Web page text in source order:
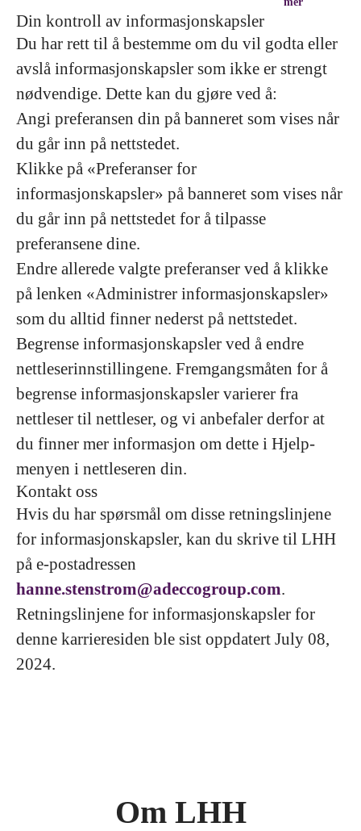
Din kontroll av informasjonskapsler
Du har rett til å bestemme om du vil godta eller
avslå informasjonskapsler som ikke er strengt
nødvendige. Dette kan du gjøre ved å:
Angi preferansen din på banneret som vises når
du går inn på nettstedet.
Klikke på «Preferanser for
informasjonskapsler» på banneret som vises når
du går inn på nettstedet for å tilpasse
preferansene dine.
Endre allerede valgte preferanser ved å klikke
på lenken «Administrer informasjonskapsler»
som du alltid finner nederst på nettstedet.
Begrense informasjonskapsler ved å endre
nettleserinnstillingene. Fremgangsmåten for å
begrense informasjonskapsler varierer fra
nettleser til nettleser, og vi anbefaler derfor at
du finner mer informasjon om dette i Hjelp-
menyen i nettleseren din.
Kontakt oss
Hvis du har spørsmål om disse retningslinjene
for informasjonskapsler, kan du skrive til LHH
på e-postadressen
hanne.stenstrom@adeccogroup.com.
Retningslinjene for informasjonskapsler for
denne karrieresiden ble sist oppdatert July 08,
2024.
Om LHH